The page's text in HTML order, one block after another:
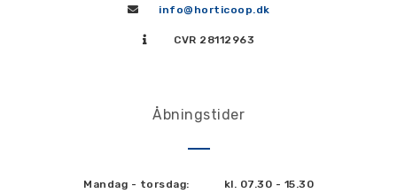
info@horticoop.dk
CVR 28112963
Åbningstider
Mandag - torsdag: kl. 07.30 - 15.30